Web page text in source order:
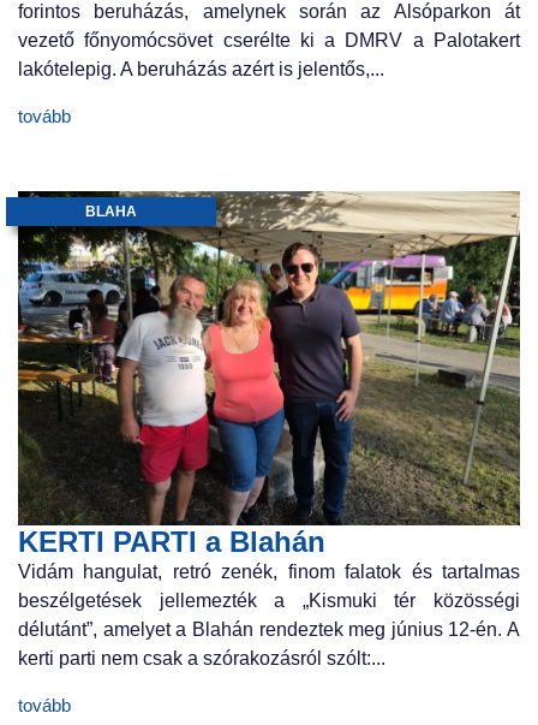
forintos beruházás, amelynek során az Alsóparkon át
vezető főnyomócsövet cserélte ki a DMRV a Palotakert
lakótelepig. A beruházás azért is jelentős,...
tovább
KERTI PARTI a Blahán
BLAHA
Vidám hangulat, retró zenék, finom falatok és tartalmas
beszélgetések jellemezték a „Kismuki tér közösségi
délutánt”, amelyet a Blahán rendeztek meg június 12-én. A
kerti parti nem csak a szórakozásról szólt:...
tovább